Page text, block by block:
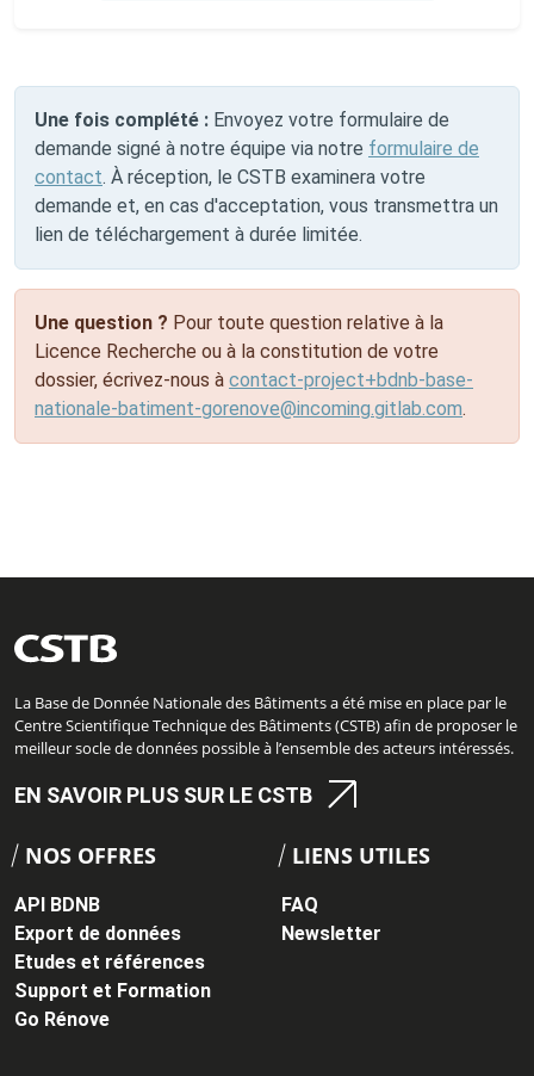
Une fois complété : Envoyez votre formulaire de
demande signé à notre équipe via notre formulaire de
contact. À réception, le CSTB examinera votre
demande et, en cas d'acceptation, vous transmettra un
lien de téléchargement à durée limitée.
Une question ? Pour toute question relative à la
Licence Recherche ou à la constitution de votre
dossier, écrivez-nous à contact-project+bdnb-base-
nationale-batiment-gorenove@incoming.gitlab.com.
La Base de Donnée Nationale des Bâtiments a été mise en place par le
Centre Scientifique Technique des Bâtiments (CSTB) afin de proposer le
meilleur socle de données possible à l’ensemble des acteurs intéressés.
EN SAVOIR PLUS SUR LE CSTB
NOS OFFRES
API BDNB
Export de données
Etudes et références
Support et Formation
Go Rénove
LIENS UTILES
FAQ
Newsletter